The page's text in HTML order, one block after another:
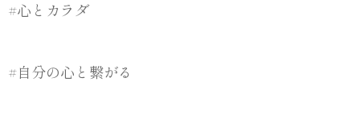
#心とカラダ
#自分の心と繋がる